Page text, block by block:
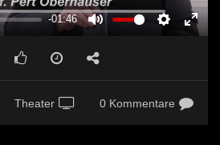
-01:46
SETTINGS
Theater 0 Kommentare